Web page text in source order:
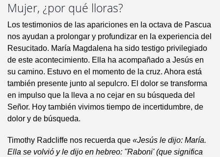
Mujer, ¿por qué lloras?
Los testimonios de las apariciones en la octava de Pascua
nos ayudan a prolongar y profundizar en la experiencia del
Resucitado. María Magdalena ha sido testigo privilegiado
de este acontecimiento. Ella ha acompañado a Jesús en
su camino. Estuvo en el momento de la cruz. Ahora está
también presente junto al sepulcro. El dolor se transforma
en impulso que la lleva a no cejar en su búsqueda del
Señor. Hoy también vivimos tiempo de incertidumbre, de
dolor y de búsqueda.
Timothy Radcliffe nos recuerda que «Jesús le dijo: María.
Ella se volvió y le dijo en hebreo: ''Raboni' (que significa